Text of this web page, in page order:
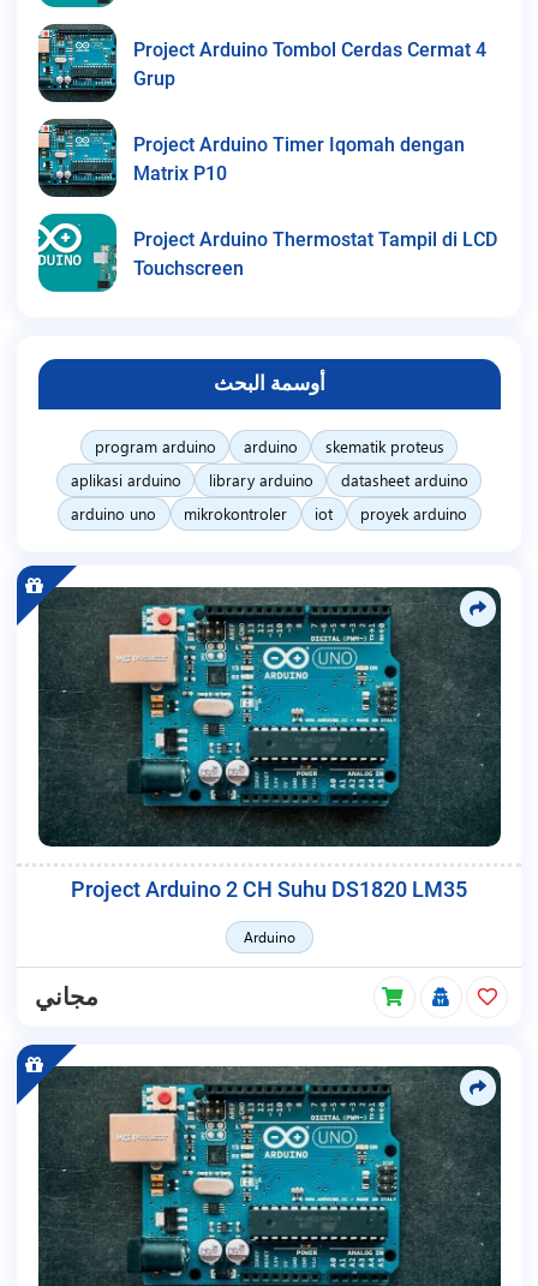
Project Arduino Tombol Cerdas Cermat 4
Grup
Project Arduino Timer Iqomah dengan
Matrix P10
Project Arduino Thermostat Tampil di LCD
Touchscreen
أوسمة البحث
program arduino arduino
skematik proteus
aplikasi arduino
library arduino
datasheet arduino
arduino uno
mikrokontroler iot proyek arduino
Project Arduino 2 CH Suhu DS1820 LM35
Arduino
مجاني